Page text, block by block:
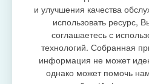
(Тюменская
Сетевое издание
16+
Учредитель -
Излучинск
Главный редактор -
Телефон/факс:
admizl@rambler.ru
и улучшения качества
использовать ресурс,
соглашаетесь с
технологий. Собранная
информация не может
однако может помочь